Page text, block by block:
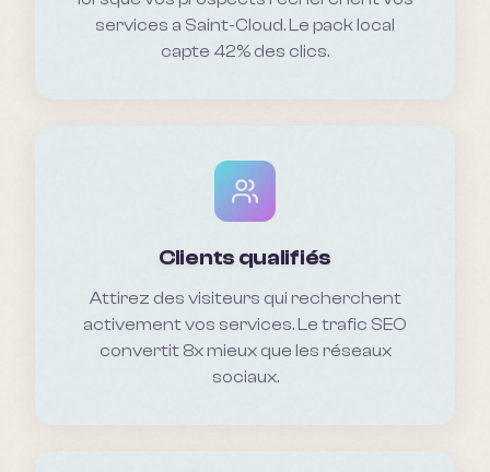
services a Saint-Cloud. Le pack local
capte 42% des clics.
Clients qualifiés
Attirez des visiteurs qui recherchent
activement vos services. Le trafic SEO
convertit 8x mieux que les réseaux
sociaux.